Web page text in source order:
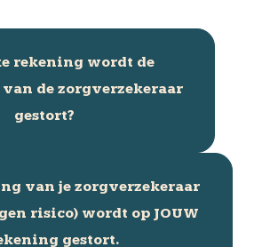
rekening wordt de
de zorgverzekeraar
gestort?
van je zorgverzekeraar
risico) wordt op JOUW
gestort.